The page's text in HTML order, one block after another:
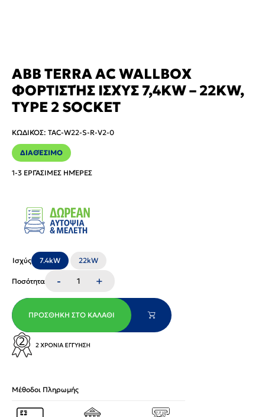
ABB TERRA AC WALLBOX
ΦΟΡΤΙΣΤΉΣ ΙΣΧΎΣ 7,4KW – 22KW,
TYPE 2 SOCKET
ΚΩΔΙΚΌΣ: TAC-W22-S-R-V2-0
ΔΙΑΘΈΣΙΜΟ
1-3 ΕΡΓΆΣΙΜΕΣ ΗΜΈΡΕΣ
Ισχύς 7.4kW 22kW
Ποσότητα - +
ΠΡΟΣΘΉΚΗ ΣΤΟ ΚΑΛΆΘΙ
Μέθοδοι Πληρωμής